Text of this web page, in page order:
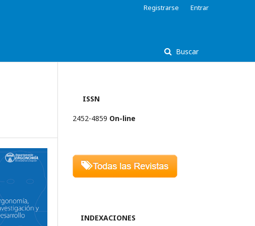
Buscar
Registrarse Entrar
ISSN
2452-4859 On-line
INDEXACIONES